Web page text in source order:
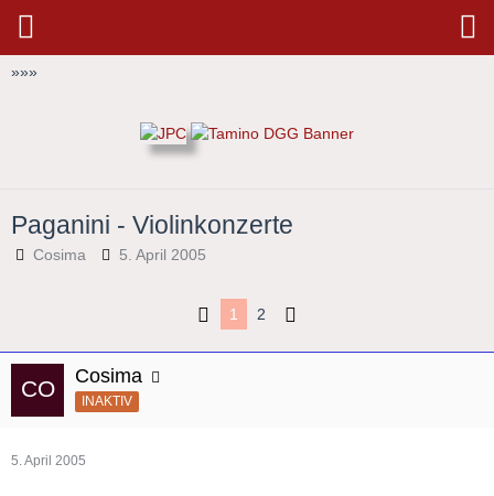
»»»
Paganini - Violinkonzerte
Cosima 5. April 2005
1 2
Cosima
INAKTIV
5. April 2005